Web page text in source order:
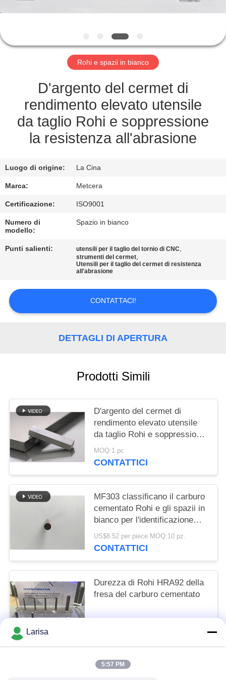
ALLA
CATALOGO
CONTATTACI
NOTIZIE
CHIEDI UN
PREVENTIVO
SITO
PRIVACY
Rohi e spazii in bianco
D'argento del cermet di
rendimento elevato utensile
da taglio Rohi e soppressione
la resistenza all'abrasione
Luogo di origine: La Cina
Marca: Metcera
Certificazione: ISO9001
Numero di
modello:
Spazio in bianco
Punti salienti: utensili per il taglio del tornio di CNC,
strumenti del cermet,
Utensili per il taglio del cermet di resistenza
all'abrasione
CONTATTACI!
DETTAGLI DI APERTURA
Prodotti Simili
D'argento del cermet di
rendimento elevato utensile
da taglio Rohi e soppressione
la resistenza all'abrasione
MOQ:1 pc
CONTATTICI
MF303 classificano il carburo
cementato Rohi e gli spazii in
bianco per l'identificazione
Antivari noioso
US$8.52 per piece MOQ:10 pz.
CONTATTICI
Durezza di Rohi HRA92 della
fresa del carburo cementato
Larisa
5:57 PM